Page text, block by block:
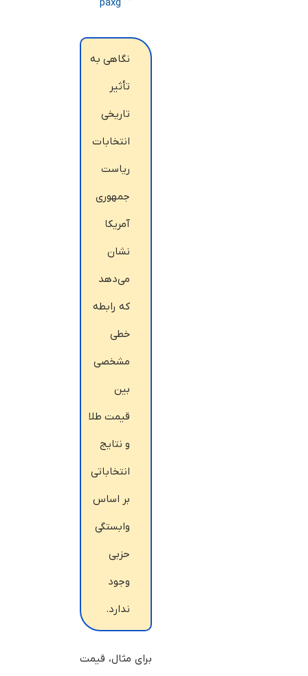
نگاهی به
تأثیر
تاریخی
انتخابات
ریاست
جمهوری
آمریکا
نشان
می‌دهد
که رابطه
خطی
مشخصی
بین
قیمت طلا
و نتایج
انتخاباتی
بر اساس
وابستگی
حزبی
وجود
ندارد.
برای مثال، قیمت